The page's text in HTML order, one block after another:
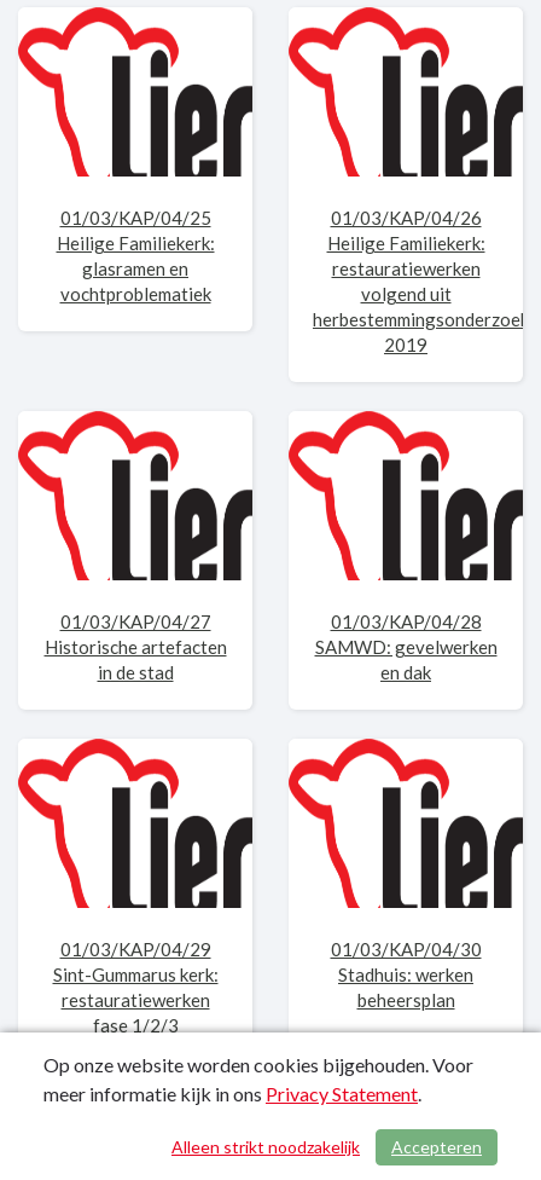
01/03/KAP/04/25
Heilige Familiekerk:
glasramen en
vochtproblematiek
01/03/KAP/04/26
Heilige Familiekerk:
restauratiewerken
volgend uit
herbestemmingsonderzoek
2019
01/03/KAP/04/27
Historische artefacten
in de stad
01/03/KAP/04/28
SAMWD: gevelwerken
en dak
01/03/KAP/04/29
Sint-Gummarus kerk:
restauratiewerken
fase 1/2/3
01/03/KAP/04/30
Stadhuis: werken
beheersplan
Op onze website worden cookies bijgehouden. Voor
meer informatie kijk in ons Privacy Statement.
Accepteren
Alleen strikt noodzakelijk